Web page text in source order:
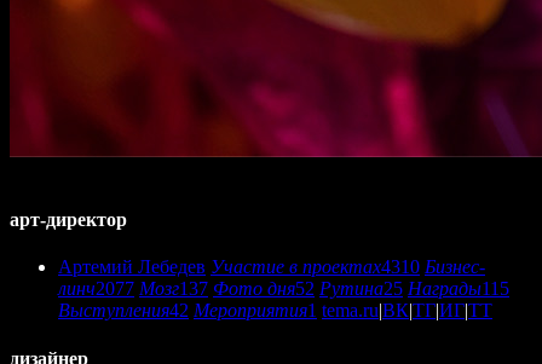
арт-директор
Артемий Лебедев Участие в проектах4310 Бизнес-
линч2077 Мозг137 Фото дня52 Рутина25 Награды115
Выступления42 Мероприятия1 tema.ru|ВК|ТГ|ИГ|ТТ
дизайнер